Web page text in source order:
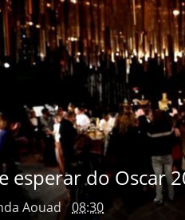
esperar do Oscar
Aouad 08:30